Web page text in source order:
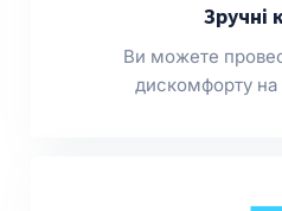
Зручні
Ви можете
дискомфорту на